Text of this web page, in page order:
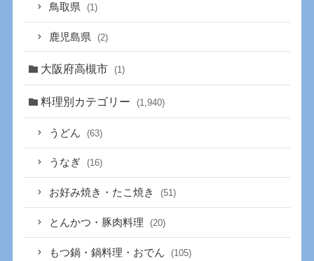
鳥取県 (1)
鹿児島県 (2)
大阪府高槻市 (1)
料理別カテゴリー (1,940)
うどん (63)
うなぎ (16)
お好み焼き・たこ焼き (51)
とんかつ・豚肉料理 (20)
もつ鍋・鍋料理・おでん (105)